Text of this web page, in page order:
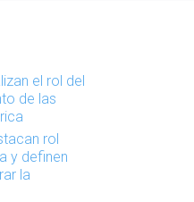
el rol del
de las
rol
y definen
la